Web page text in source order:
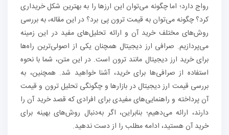
رواج دارد؛ اما چگونه می‌توان این ارزها را به بهترین شکل خریداری
کرد؟ چگونه می‌توان به قیمت ترون پی برد؟ در این مقاله، به بررسی
روش‌های مختلف خرید آن و ارائه تحلیل‌های مفید در این زمینه
می‌پردازیم. صرافی ارز دیجیتال همچنان یکی از اصولی‌ترین راه‌ها
برای خرید ارز دیجیتال مانند ترون است. در این متن، شما با نحوه
استفاده از صرافی‌ها برای خرید، آشنا خواهید شد. همچنین، به
بررسی قیمت ارز دیجیتال در بازارها و چگونگی تحلیل ترون و قیمت
آن پرداخته و راهنمایی‌های مفیدی برای افرادی که قصد خرید آن را
دارند، ارائه می‌دهیم؛ بنابراین، اگر به‌دنبال روش‌های بهینه برای
خرید آن هستید، ادامه مطلب را از دست ندهید.